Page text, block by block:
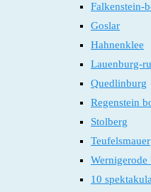
Falkenstein-
Goslar
Hahnenklee
Lauenburg-
Quedlinburg
Regenstein
Stolberg
Teufelsmauer
10